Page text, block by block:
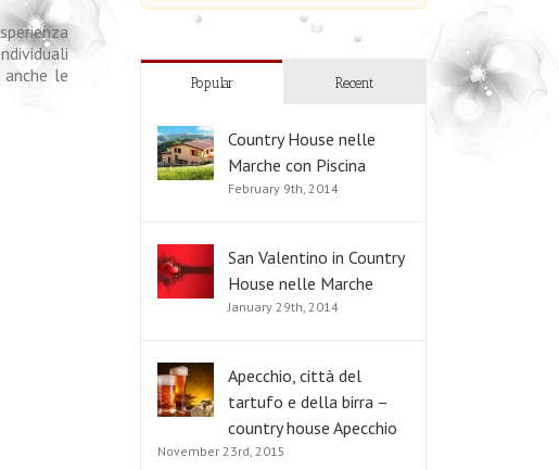
le
Popular Recent
Country House nelle
Marche con Piscina
February 9th, 2014
San Valentino in Country
House nelle Marche
January 29th, 2014
Apecchio, città del
tartufo e della birra –
country house Apecchio
November 23rd, 2015